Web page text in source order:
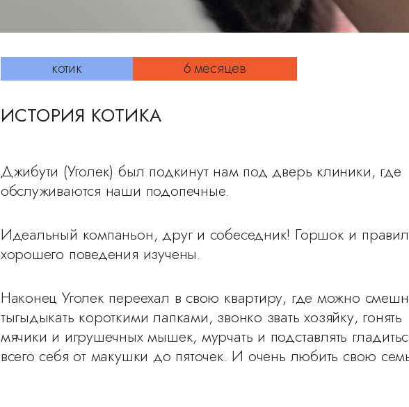
котик 6 месяцев
ИСТОРИЯ КОТИКА
Джибути (Уголек) был подкинут нам под дверь клиники, где
обслуживаются наши подопечные.
Идеальный компаньон, друг и собеседник! Горшок и
хорошего поведения изучены.
Наконец Уголек переехал в свою квартиру, где можно
тыгыдыкать короткими лапками, звонко звать хозяйку, гонять
мячики и игрушечных мышек, мурчать и подставлять
всего себя от макушки до пяточек. И очень любить свою